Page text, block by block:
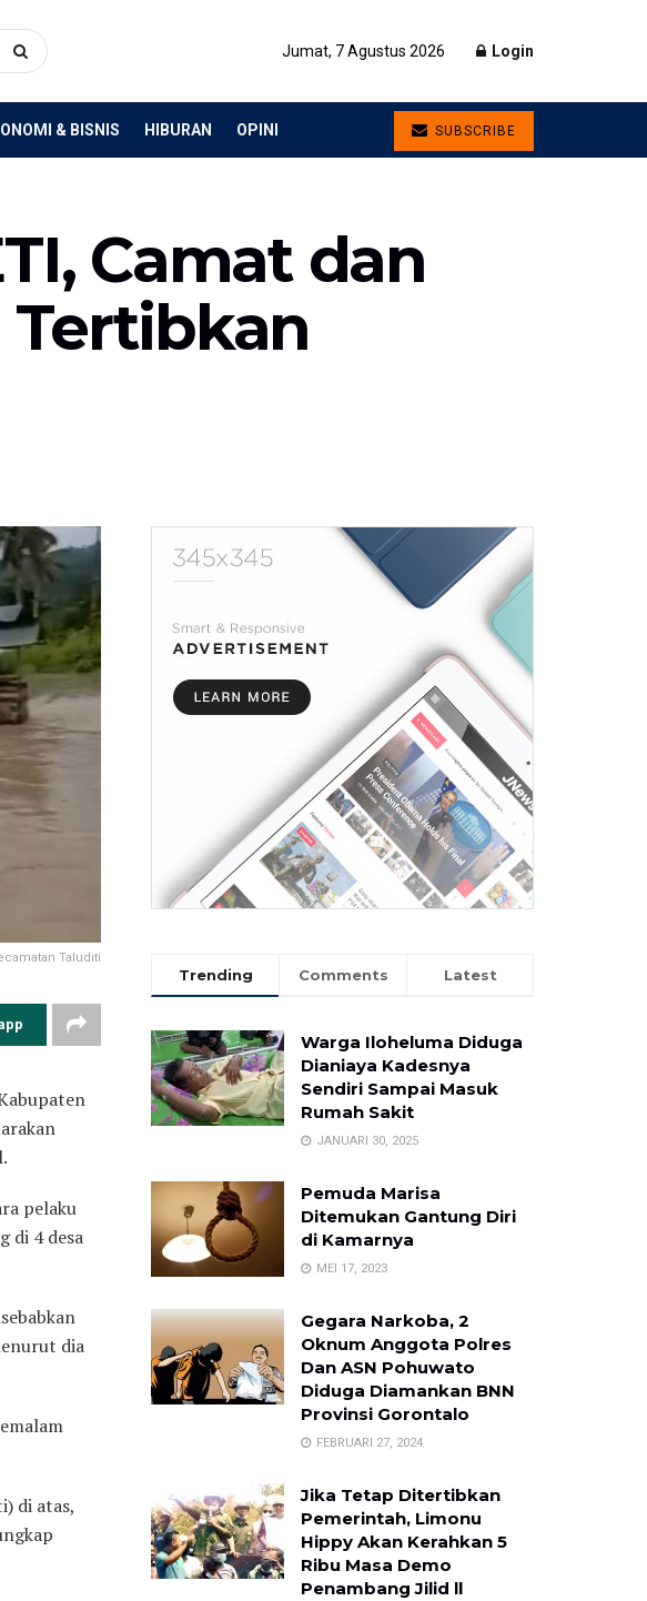
Jumat, 7 Agustus 2026 Login
& BISNIS HIBURAN OPINI SUBSCRIBE
Camat dan
Tertibkan
Taluditi
pelaku
di 4 desa
dia
di atas,
Trending Comments Latest
Warga Iloheluma Diduga
Dianiaya Kadesnya
Sendiri Sampai Masuk
Rumah Sakit
JANUARI 30, 2025
Pemuda Marisa
Ditemukan Gantung Diri
di Kamarnya
MEI 17, 2023
Gegara Narkoba, 2
Oknum Anggota Polres
Dan ASN Pohuwato
Diduga Diamankan BNN
Provinsi Gorontalo
FEBRUARI 27, 2024
Jika Tetap Ditertibkan
Pemerintah, Limonu
Hippy Akan Kerahkan 5
Ribu Masa Demo
Penambang Jilid ll